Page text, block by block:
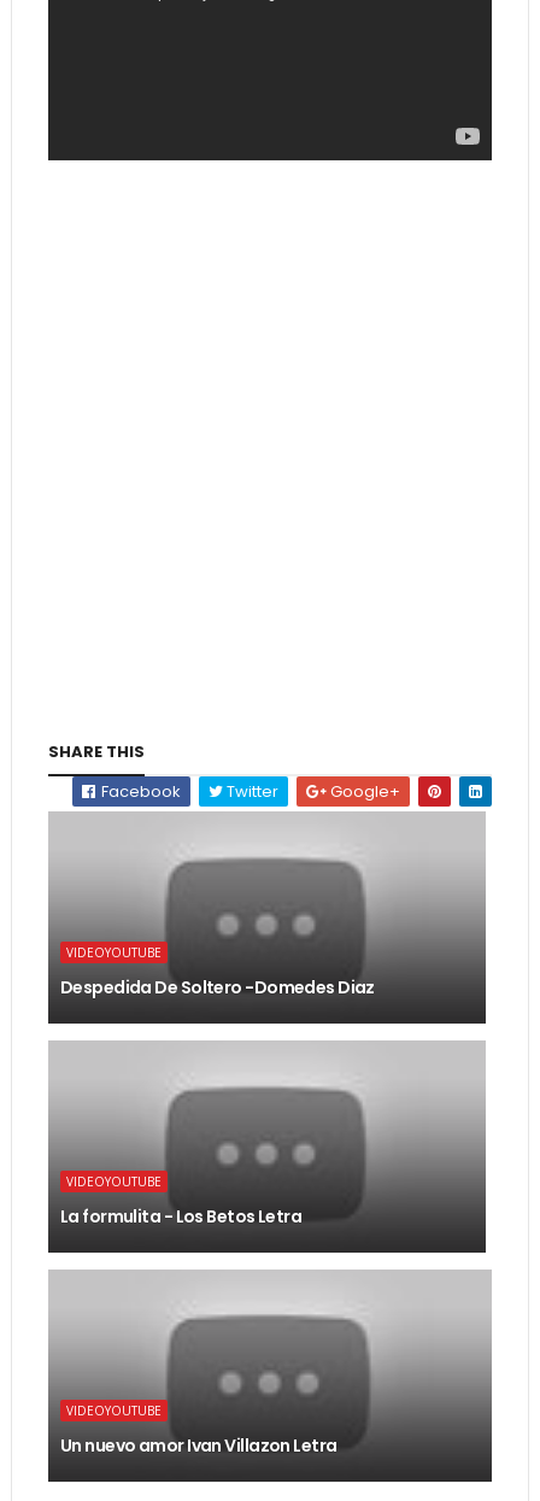
SHARE THIS
Facebook
Twitter Google+
VIDEOYOUTUBE
Despedida De Soltero -Domedes Diaz
VIDEOYOUTUBE
La formulita - Los Betos Letra
VIDEOYOUTUBE
Un nuevo amor Ivan Villazon Letra